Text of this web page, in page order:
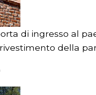
di ingresso al
della